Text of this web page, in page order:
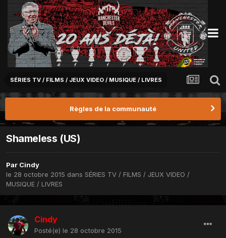
SÉRIES TV / FILMS / JEUX VIDEO / MUSIQUE / LIVRES
Règles de la communauté
Shameless (US)
Par Cindy
le 28 octobre 2015 dans SÉRIES TV / FILMS / JEUX VIDEO /
MUSIQUE / LIVRES
Cindy
Posté(e) le 28 octobre 2015